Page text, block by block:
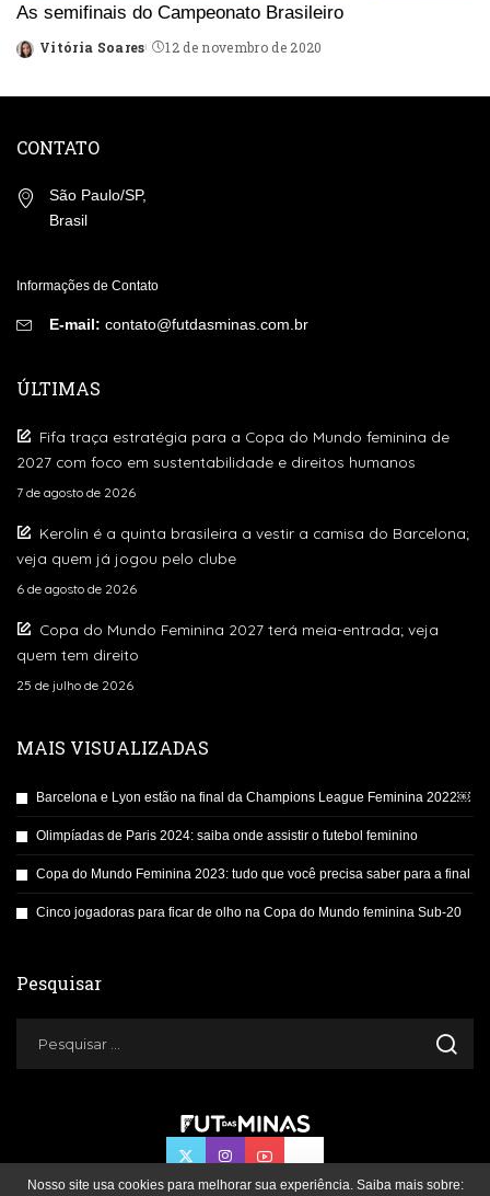
As semifinais do Campeonato Brasileiro
Posted
Vitória Soares 12 de novembro de 2020
CONTATO
São Paulo/SP,
Brasil
Informações de Contato
E-mail: contato@futdasminas.com.br
ÚLTIMAS
Fifa traça estratégia para a Copa do Mundo feminina de
2027 com foco em sustentabilidade e direitos humanos
7 de agosto de 2026
Kerolin é a quinta brasileira a vestir a camisa do Barcelona;
veja quem já jogou pelo clube
6 de agosto de 2026
Copa do Mundo Feminina 2027 terá meia-entrada; veja
quem tem direito
25 de julho de 2026
MAIS VISUALIZADAS
Barcelona e Lyon estão na final da Champions League Feminina 2022￼
Olimpíadas de Paris 2024: saiba onde assistir o futebol feminino
Copa do Mundo Feminina 2023: tudo que você precisa saber para a final
Cinco jogadoras para ficar de olho na Copa do Mundo feminina Sub-20
Pesquisar
Nosso site usa cookies para melhorar sua experiência. Saiba mais sobre: